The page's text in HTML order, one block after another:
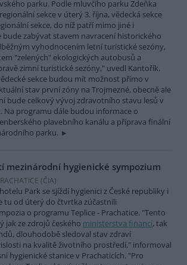
parku. Podle mluvčího parku Zdeňka
sekce v úterý 3. října, vědecká sekce
sekce, do níž patří mimo jiné i
bude zabývat stavem navracení historického
vyhodnocením letní turistické sezóny,
"zelených" ekologických autobusů a
zimní turistické sezóny," uvedl Kantořík.
sekce budou mít možnost přímo v
stav první zóny na Trojmezné, obecně ale
bude celkový vývoj zdravotního stavu lesů v
Na programu dále budou informace o
plavebního kanálu a příprava finální
parku.
mezinárodní hygienické sympozium
(ČIA)
Park se sjíždí hygienici z České republiky i
tu od úterý do čtvrtka zúčastnili
o programu Teplice - Prachatice. "Tento
jak ze zdrojů českého ministerstva financí, tak
dlouhodobě sledoval stav zdraví
na kvalitě životního prostředí," informoval
hygienické stanice v Prachaticích. "Pro